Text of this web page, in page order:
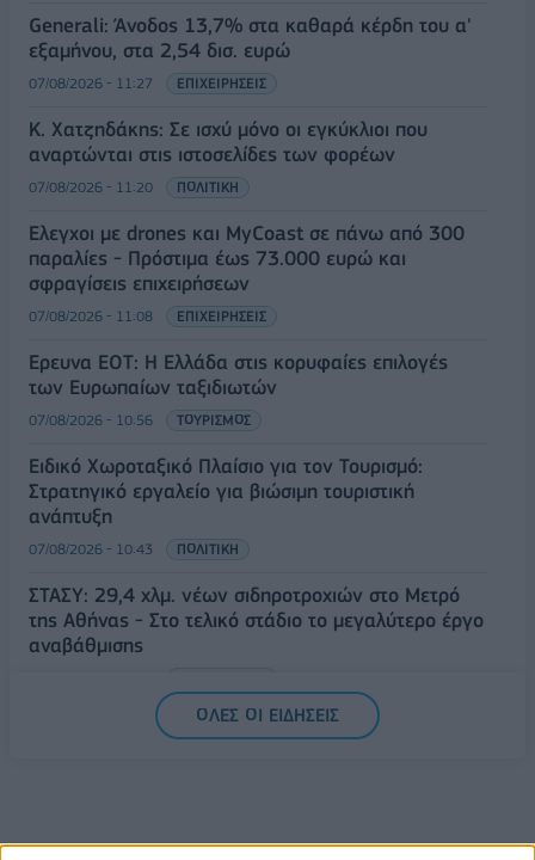
Generali: Άνοδος 13,7% στα καθαρά κέρδη του α'
εξαμήνου, στα 2,54 δισ. ευρώ
07/08/2026 - 11:27 ΕΠΙΧΕΙΡΗΣΕΙΣ
Κ. Χατζηδάκης: Σε ισχύ μόνο οι εγκύκλιοι που
αναρτώνται στις ιστοσελίδες των φορέων
07/08/2026 - 11:20 ΠΟΛΙΤΙΚΗ
Έλεγχοι με drones και MyCoast σε πάνω από 300
παραλίες - Πρόστιμα έως 73.000 ευρώ και
σφραγίσεις επιχειρήσεων
07/08/2026 - 11:08 ΕΠΙΧΕΙΡΗΣΕΙΣ
Έρευνα ΕΟΤ: Η Ελλάδα στις κορυφαίες επιλογές
των Ευρωπαίων ταξιδιωτών
07/08/2026 - 10:56 ΤΟΥΡΙΣΜΟΣ
Ειδικό Χωροταξικό Πλαίσιο για τον Τουρισμό:
Στρατηγικό εργαλείο για βιώσιμη τουριστική
ανάπτυξη
07/08/2026 - 10:43 ΠΟΛΙΤΙΚΗ
ΣΤΑΣΥ: 29,4 χλμ. νέων σιδηροτροχιών στο Μετρό
της Αθήνας - Στο τελικό στάδιο το μεγαλύτερο έργο
αναβάθμισης
ΟΛΕΣ ΟΙ ΕΙΔΗΣΕΙΣ